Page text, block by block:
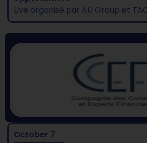
Live organisé par AU Group et
October 7